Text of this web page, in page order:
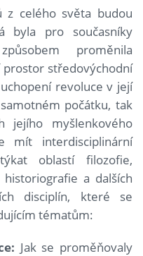
z celého světa budou
byla pro současníky
proměnila
prostor středovýchodní
revoluce v její
počátku, tak
jejího myšlenkového
mít interdisciplinární
oblastí filozofie,
a dalších
disciplín, které se
tématům:
Jak se proměňovaly